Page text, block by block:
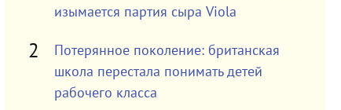
изымается партия сыра Viola
Потерянное поколение: британская
школа перестала понимать детей
рабочего класса